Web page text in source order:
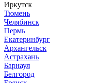
Иркутск
Тюмень
Челябинск
Пермь
Екатеринбург
Архангельск
Астрахань
Барнаул
Белгород